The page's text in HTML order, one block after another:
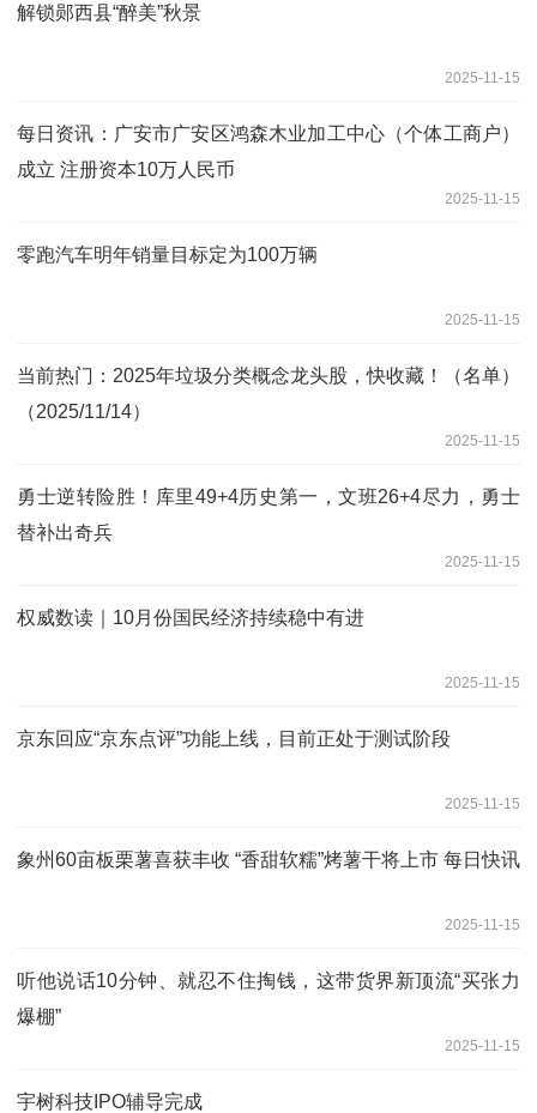
解锁郧西县“醉美”秋景
2025-11-15
每日资讯：广安市广安区鸿森木业加工中心（个体工商户）
成立 注册资本10万人民币
2025-11-15
零跑汽车明年销量目标定为100万辆
2025-11-15
当前热门：2025年垃圾分类概念龙头股，快收藏！（名单）
（2025/11/14）
2025-11-15
勇士逆转险胜！库里49+4历史第一，文班26+4尽力，勇士
替补出奇兵
2025-11-15
权威数读｜10月份国民经济持续稳中有进
2025-11-15
京东回应“京东点评”功能上线，目前正处于测试阶段
2025-11-15
象州60亩板栗薯喜获丰收 “香甜软糯”烤薯干将上市 每日快讯
2025-11-15
听他说话10分钟、就忍不住掏钱，这带货界新顶流“买张力
爆棚”
2025-11-15
宇树科技IPO辅导完成